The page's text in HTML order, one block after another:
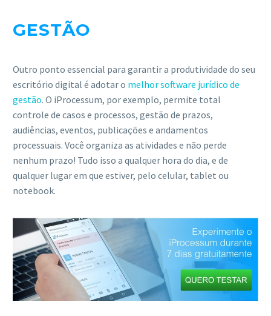
GESTÃO
Outro ponto essencial para garantir a produtividade do seu
escritório digital é adotar o melhor software jurídico de
gestão. O iProcessum, por exemplo, permite total
controle de casos e processos, gestão de prazos,
audiências, eventos, publicações e andamentos
processuais. Você organiza as atividades e não perde
nenhum prazo! Tudo isso a qualquer hora do dia, e de
qualquer lugar em que estiver, pelo celular, tablet ou
notebook.